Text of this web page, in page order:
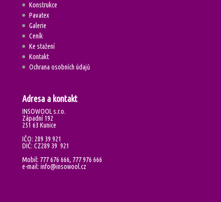
Konstrukce
Pavatex
Galerie
Ceník
Ke stažení
Kontakt
Ochrana osobních údajů
Adresa a kontakt
INSOWOOL s.r.o.
Západní 192
251 63 Kunice
IČO: 289 39 921
DIČ: CZ289 39 921
Mobil: 777 676 666, 777 976 666
e-mail: info@insowool.cz